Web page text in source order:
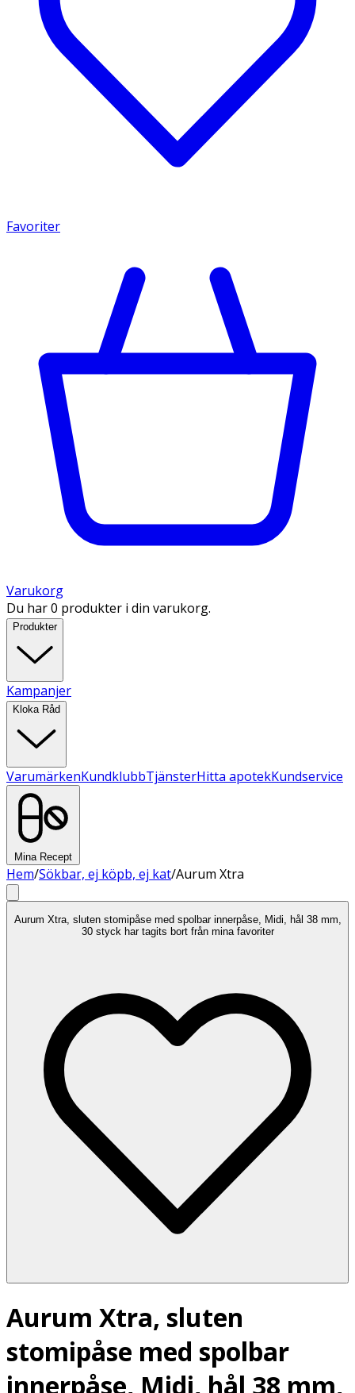
Favoriter
Varukorg
Du har 0 produkter i din varukorg.
Produkter
Kampanjer
Kloka Råd
VarumärkenKundklubbTjänsterHitta apotekKundservice
Mina Recept
Hem/Sökbar, ej köpb, ej kat/Aurum Xtra
Aurum Xtra, sluten stomipåse med spolbar innerpåse, Midi, hål 38 mm,
30 styck har tagits bort från mina favoriter
Aurum Xtra, sluten
stomipåse med spolbar
innerpåse, Midi, hål 38 mm,